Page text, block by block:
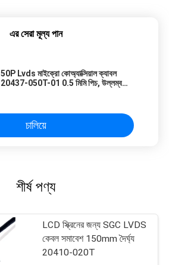
এর সেরা মূল্য পান
50P Lvds মাইক্রো কোঅ্যাক্সিয়াল ক্যাবল
20437-050T-01 0.5 মিমি পিচ, উল্লম্ব
চালিয়ে
শীর্ষ পণ্য
LCD স্ক্রিনের জন্য SGC LVDS
কেবল সমাবেশ 150mm দৈর্ঘ্য
20410-020T